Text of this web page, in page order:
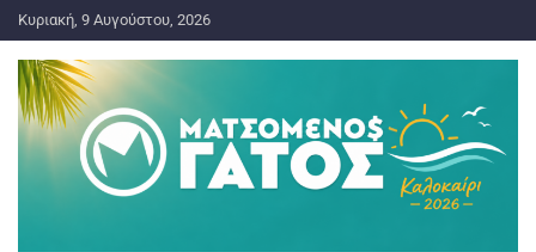
Κυριακή, 9 Αυγούστου, 2026